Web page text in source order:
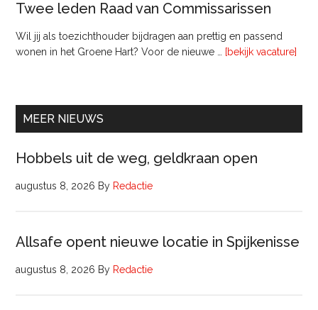
Twee leden Raad van Commissarissen
Wil jij als toezichthouder bijdragen aan prettig en passend
wonen in het Groene Hart? Voor de nieuwe …
[bekijk vacature]
MEER NIEUWS
Hobbels uit de weg, geldkraan open
augustus 8, 2026 By Redactie
Allsafe opent nieuwe locatie in Spijkenisse
augustus 8, 2026 By Redactie